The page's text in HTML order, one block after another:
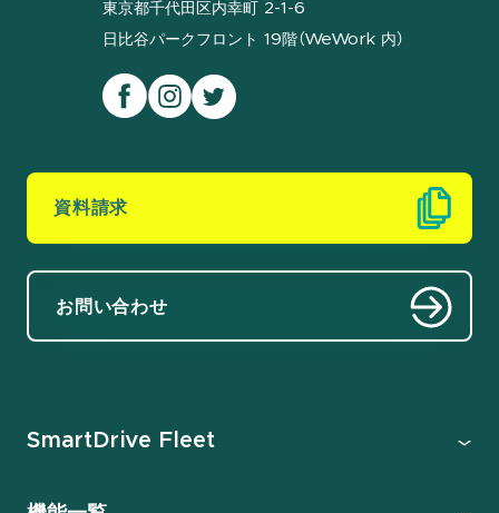
東京都千代田区内幸町 2-1-6
日比谷パークフロント 19階（WeWork 内）
資料請求
お問い合わせ
SmartDrive Fleet